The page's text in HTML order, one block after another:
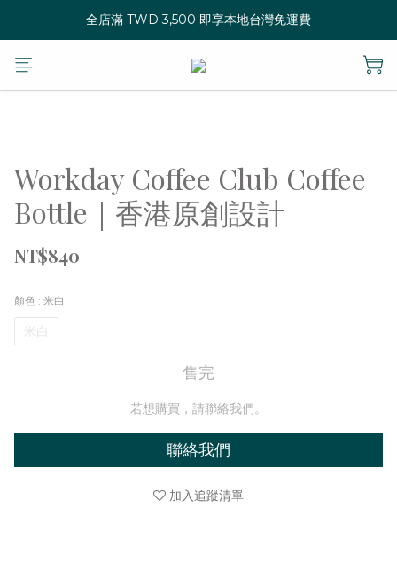
全店滿 TWD 3,500 即享本地台灣免運費
Workday Coffee Club Coffee
Bottle｜香港原創設計
NT$840
顏色 : 米白
米白
售完
若想購買，請聯絡我們。
聯絡我們
加入追蹤清單